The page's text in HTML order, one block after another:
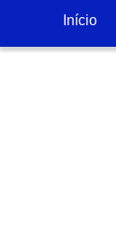
Início